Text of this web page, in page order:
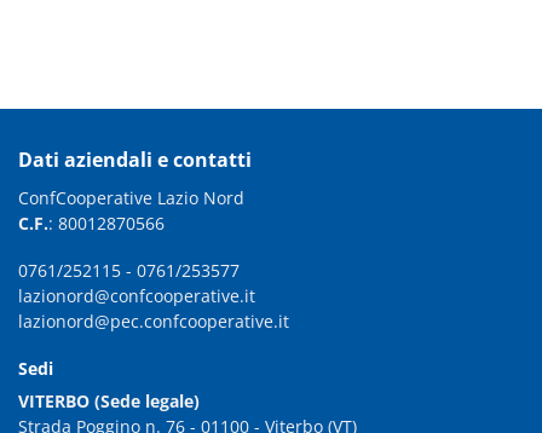
Dati aziendali e contatti
ConfCooperative Lazio Nord
C.F.: 80012870566
0761/252115 - 0761/253577
lazionord@confcooperative.it
lazionord@pec.confcooperative.it
Sedi
VITERBO (Sede legale)
Strada Poggino n. 76 - 01100 - Viterbo (VT)